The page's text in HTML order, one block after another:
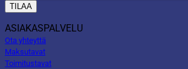
ASIAKASPALVELU
Ota yhteyttä
Maksutavat
Toimitustavat